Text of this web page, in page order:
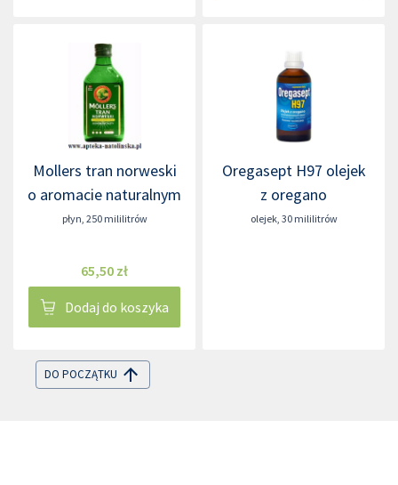
Mollers tran norweski
o aromacie naturalnym
płyn, 250 mililitrów
65,50 zł
Dodaj do koszyka
Oregasept H97 olejek
z oregano
olejek, 30 mililitrów
DO POCZĄTKU